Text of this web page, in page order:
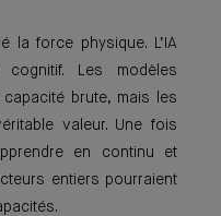
la force physique. L’IA
Les modèles
brute, mais les
valeur. Une fois
en continu et
entiers pourraient